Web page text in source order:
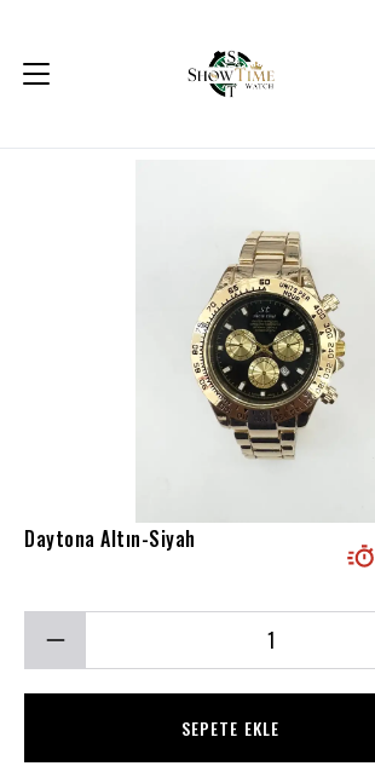
Daytona Altın-Siyah
SEPETE EKLE